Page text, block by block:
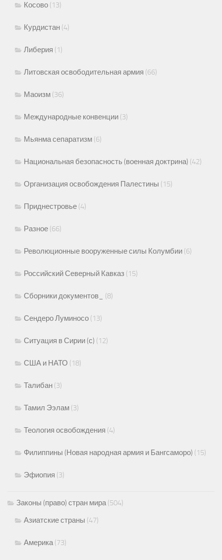
Косово (13)
Курдистан (4)
Либерия (1)
Литовская освободительная армия (66)
Маоизм (36)
Международные конвенции (3)
Мьянма сепаратизм (6)
Национальная безопасность (военная доктрина) (42)
Организация освобождения Палестины (15)
Приднестровье (4)
Разное (66)
Революционные вооруженные силы Колумбии (6)
Российский Северный Кавказ (15)
Сборники документов_ (8)
Сендеро Луминосо (13)
Ситуация в Сирии (с) (12)
США и НАТО (18)
Талибан (3)
Тамил Ээлам (3)
Теология освобождения (4)
Филиппины (Новая народная армия и Бангсаморо) (15)
Эфиопия (3)
Законы (право) стран мира(504)
Азиатские страны (47)
Америка(73)